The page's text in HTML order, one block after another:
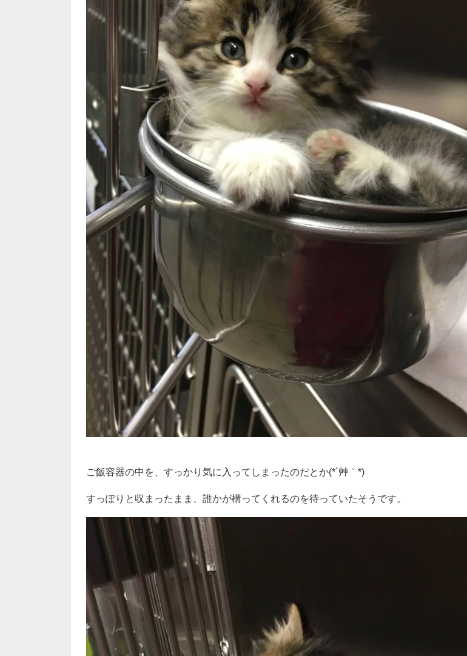
ご飯容器の中を、すっかり気に入ってしまったのだとか(*´艸｀*)
すっぽりと収まったまま、誰かが構ってくれるのを待っていたそうです。